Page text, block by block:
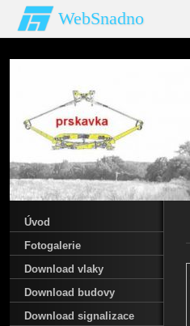
WebSnadno
Úvod
Fotogalerie
Download vlaky
Download budovy
Download signalizace